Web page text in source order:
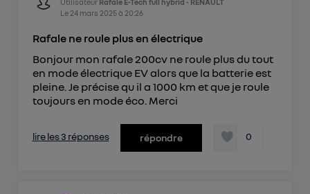
Le 24 mars 2025à 20:26
Rafale ne roule plus en électrique
Bonjour mon rafale 200cv ne roule plus du tout
en mode électrique EV alors que la batterie est
pleine. Je précise qu il a 1000 km et que je roule
toujours en mode éco. Merci
lire les 3 réponses répondre 0